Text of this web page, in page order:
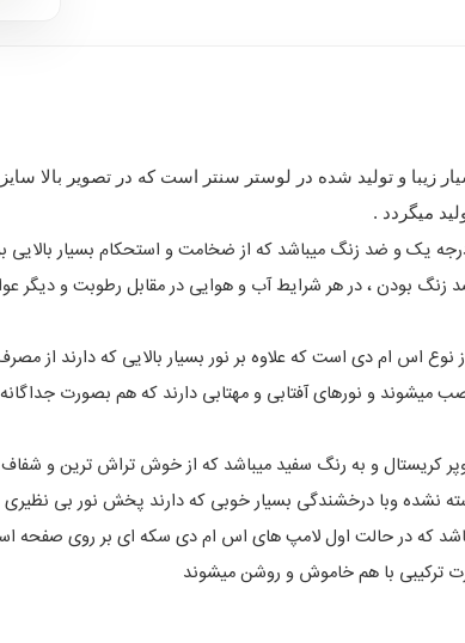
میگردد .
و ضد زنگ میباشد که از ضخامت و استحکام بسیار بالایی
نوع اس ام دی است که علاوه بر نور بسیار بالایی که دارند از
میشوند و نورهای آفتابی و مهتابی دارند که هم بصورت
کریستال و به رنگ سفید میباشد که از خوش تراش ترین و شفاف
نشده وبا درخشندگی بسیار خوبی که دارند پخش نور بی
، چهار کانال میباشد که در حالت اول لامپ های اس ام دی سکه ای بر
ترکیبی با هم خاموش و روشن میشوند